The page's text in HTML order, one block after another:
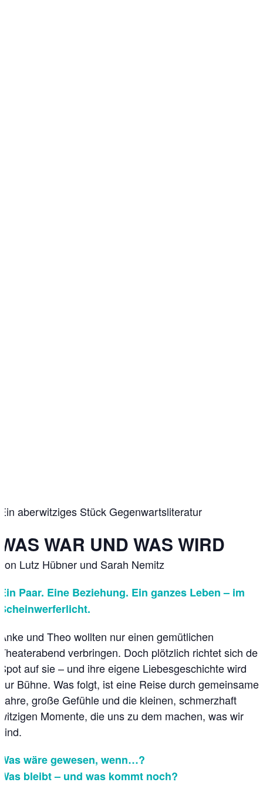
Ein aberwitziges Stück Gegenwartsliteratur
WAS WAR UND WAS WIRD
von Lutz Hübner und Sarah Nemitz
Ein Paar. Eine Beziehung. Ein ganzes Leben – im
Scheinwerferlicht.
Anke und Theo wollten nur einen gemütlichen
Theaterabend verbringen. Doch plötzlich richtet sich der
Spot auf sie – und ihre eigene Liebesgeschichte wird
zur Bühne. Was folgt, ist eine Reise durch gemeinsame
Jahre, große Gefühle und die kleinen, schmerzhaft
witzigen Momente, die uns zu dem machen, was wir
sind.
Was wäre gewesen, wenn…?
Was bleibt – und was kommt noch?